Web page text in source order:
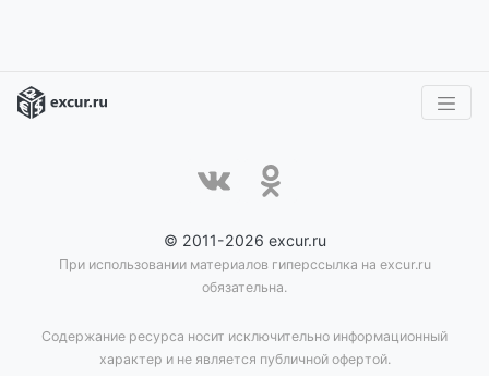
© 2011-2026 excur.ru
При использовании материалов гиперссылка на excur.ru
обязательна.
Содержание ресурса носит исключительно информационный
характер и не является публичной офертой.